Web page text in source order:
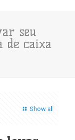
seu
de caixa
Show all